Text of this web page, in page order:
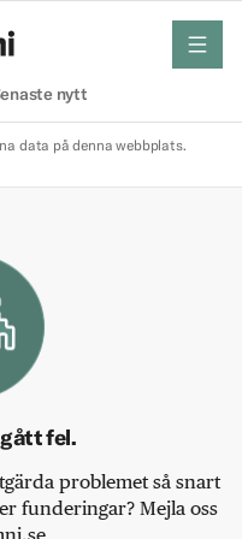
nytt
meny
data på denna webbplats.
fel.
problemet så snart
funderingar? Mejla oss